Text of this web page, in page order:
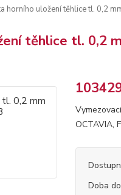
horního uložení těhlice tl. 0,2
těhlice tl. 0,2
OCTAVIA,
Doba